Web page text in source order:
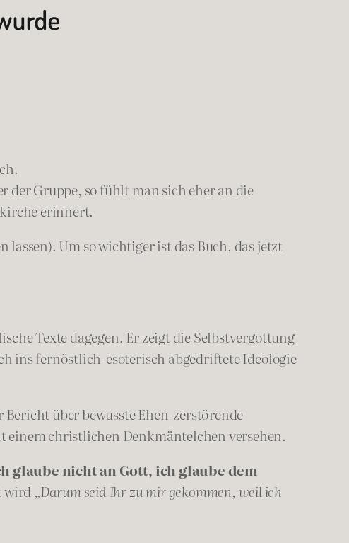
der Gruppe, so fühlt man sich eher an die
erinnert.
Um so wichtiger ist das Buch, das jetzt
Texte dagegen. Er zeigt die Selbstvergottung
ins fernöstlich-esoterisch abgedriftete Ideologie
über bewusste Ehen-zerstörende
einem christlichen Denkmäntelchen versehen.
glaube nicht an Gott, ich glaube dem
wird „Darum seid Ihr zu mir gekommen, weil ich